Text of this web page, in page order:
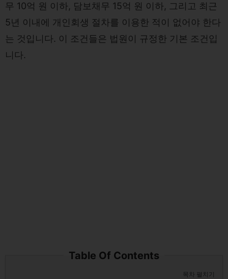
무 10억 원 이하, 담보채무 15억 원 이하, 그리고 최근
5년 이내에 개인회생 절차를 이용한 적이 없어야 한다
는 것입니다. 이 조건들은 법원이 규정한 기본 조건입
니다.
Table Of Contents
목차 펼치기